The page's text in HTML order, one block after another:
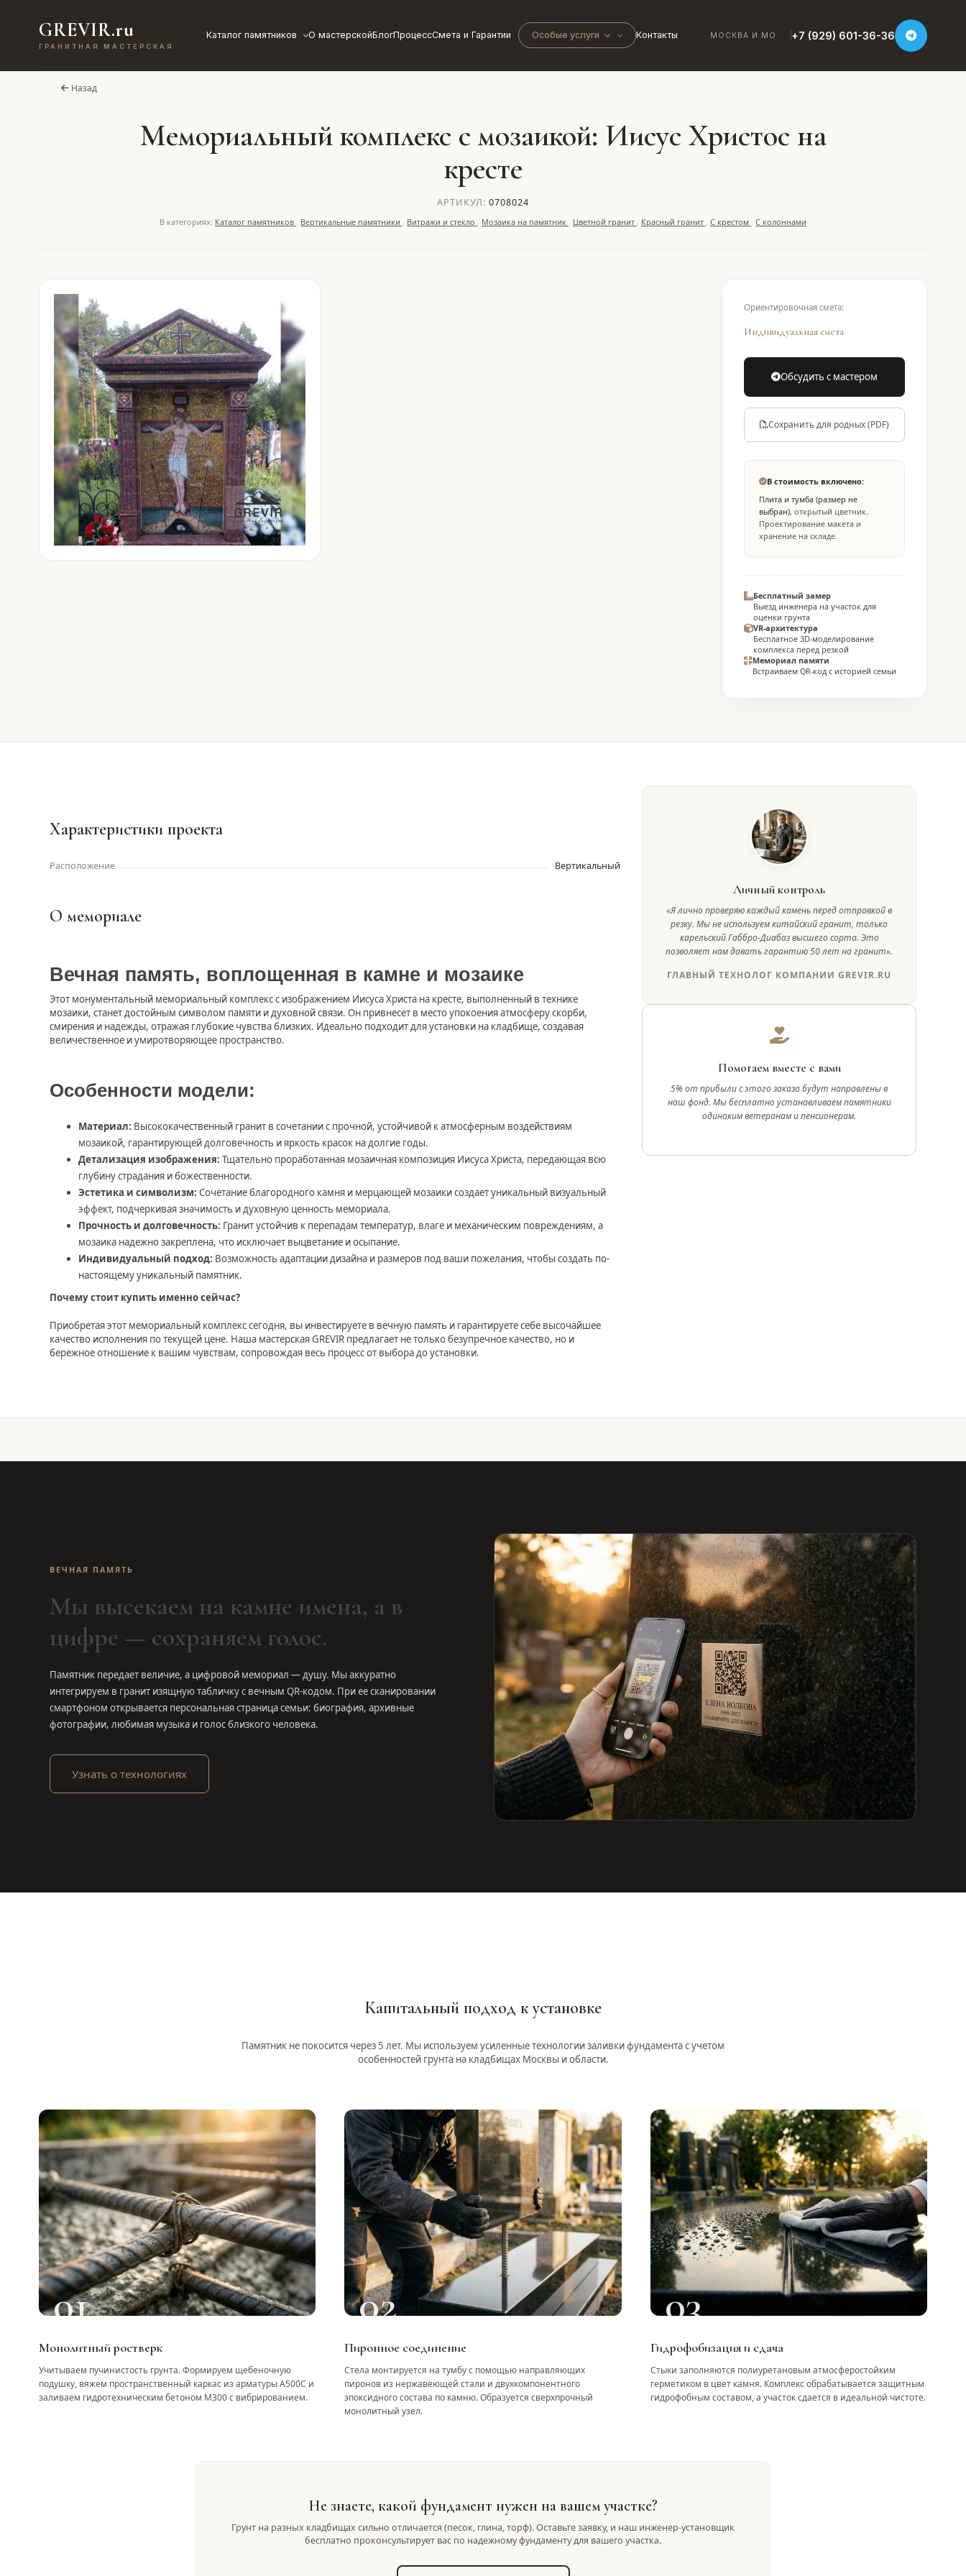
GREVIR.ru
ГРАНИТНАЯ МАСТЕРСКАЯ
Каталог памятников О мастерскойБлогПроцессСмета и Гарантии Особые услуги Контакты МОСКВА И МО +7 (929) 601-36-36
Назад
Мемориальный комплекс с мозаикой: Иисус Христос на
кресте
АРТИКУЛ: 0708024
В категориях: Каталог памятников , Вертикальные памятники , Витражи и стекло , Мозаика на памятник , Цветной гранит , Красный гранит , С крестом , С колоннами
Ориентировочная смета:
Индивидуальная смета
Обсудить с мастером
Сохранить для родных (PDF)
В стоимость включено:
Плита и тумба (размер не
выбран), открытый цветник.
Проектирование макета и
хранение на складе.
Бесплатный замер
Выезд инженера на участок для
оценки грунта
VR-архитектура
Бесплатное 3D-моделирование
комплекса перед резкой
Мемориал памяти
Встраиваем QR-код с историей семьи
Характеристики проекта
Расположение Вертикальный
О мемориале
Вечная память, воплощенная в камне и мозаике
Этот монументальный мемориальный комплекс с изображением Иисуса Христа на кресте, выполненный в технике
мозаики, станет достойным символом памяти и духовной связи. Он привнесет в место упокоения атмосферу скорби,
смирения и надежды, отражая глубокие чувства близких. Идеально подходит для установки на кладбище, создавая
величественное и умиротворяющее пространство.
Особенности модели:
Материал: Высококачественный гранит в сочетании с прочной, устойчивой к атмосферным воздействиям
мозаикой, гарантирующей долговечность и яркость красок на долгие годы.
Детализация изображения: Тщательно проработанная мозаичная композиция Иисуса Христа, передающая всю
глубину страдания и божественности.
Эстетика и символизм: Сочетание благородного камня и мерцающей мозаики создает уникальный визуальный
эффект, подчеркивая значимость и духовную ценность мемориала.
Прочность и долговечность: Гранит устойчив к перепадам температур, влаге и механическим повреждениям, а
мозаика надежно закреплена, что исключает выцветание и осыпание.
Индивидуальный подход: Возможность адаптации дизайна и размеров под ваши пожелания, чтобы создать по-
настоящему уникальный памятник.
Почему стоит купить именно сейчас?
Приобретая этот мемориальный комплекс сегодня, вы инвестируете в вечную память и гарантируете себе высочайшее
качество исполнения по текущей цене. Наша мастерская GREVIR предлагает не только безупречное качество, но и
бережное отношение к вашим чувствам, сопровождая весь процесс от выбора до установки.
Личный контроль
«Я лично проверяю каждый камень перед отправкой в
резку. Мы не используем китайский гранит, только
карельский Габбро-Диабаз высшего сорта. Это
позволяет нам давать гарантию 50 лет на гранит».
ГЛАВНЫЙ ТЕХНОЛОГ КОМПАНИИ GREVIR.RU
Помогаем вместе с вами
5% от прибыли с этого заказа будут направлены в
наш фонд. Мы бесплатно устанавливаем памятники
одиноким ветеранам и пенсионерам.
ВЕЧНАЯ ПАМЯТЬ
Мы высекаем на камне имена, а в
цифре — сохраняем голос.
Памятник передает величие, а цифровой мемориал — душу. Мы аккуратно
интегрируем в гранит изящную табличку с вечным QR-кодом. При ее сканировании
смартфоном открывается персональная страница семьи: биография, архивные
фотографии, любимая музыка и голос близкого человека.
Узнать о технологиях
Капитальный подход к установке
Памятник не покосится через 5 лет. Мы используем усиленные технологии заливки фундамента с учетом
особенностей грунта на кладбищах Москвы и области.
01
Монолитный ростверк
Учитываем пучинистость грунта. Формируем щебеночную
подушку, вяжем пространственный каркас из арматуры А500С и
заливаем гидротехническим бетоном М300 с вибрированием.
02
Пиронное соединение
Стела монтируется на тумбу с помощью направляющих
пиронов из нержавеющей стали и двухкомпонентного
эпоксидного состава по камню. Образуется сверхпрочный
монолитный узел.
03
Гидрофобизация и сдача
Стыки заполняются полиуретановым атмосферостойким
герметиком в цвет камня. Комплекс обрабатывается защитным
гидрофобным составом, а участок сдается в идеальной чистоте.
Не знаете, какой фундамент нужен на вашем участке?
Грунт на разных кладбищах сильно отличается (песок, глина, торф). Оставьте заявку, и наш инженер-установщик
бесплатно проконсультирует вас по надежному фундаменту для вашего участка.